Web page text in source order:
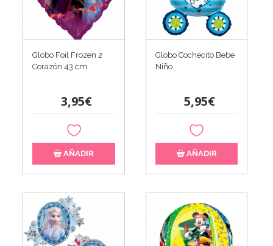
Globo Foil Frozen 2
Corazón 43 cm
3,95€
AÑADIR
Globo Cochecito Bebe
Niño
5,95€
AÑADIR